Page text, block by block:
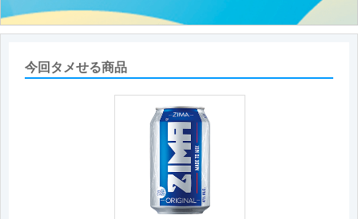
今回タメせる商品